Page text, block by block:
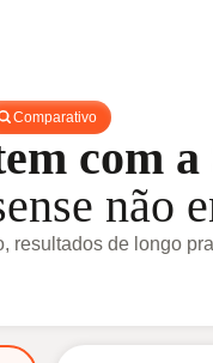
Comparativo
com
não
de longo